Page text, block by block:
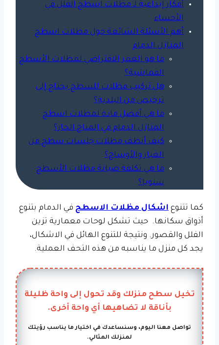
أفكار إبداعية لـ مظلات اسطح الفلل في
الأحساء
أهم الأسئلة الشائعة حول مظلات اسطح
المنازل الدمام
ما هو العمر الافتراضي لمظلات الأسطح
القماشية؟
هل تركيب مظلات للسطح يحتاج إلى
ترخيص من البلدية؟
ما هي أفضل مادة لمظلات اسطح
المنازل الدمام في المناخ الحار؟
كيف أنظف مظلات جلسات سطح من
الغبار والأوساخ؟
ما هي تكلفة صيانة مظلات الأسطح
سنويا؟
كما تتنوع اشكال مظلات الاسطح في الدمام بتنوع
أذواق سكانها. حيث تشكل لوحات معمارية تزين
الفلل والقصور. ونتيجة للتنوع الهائل في الاشكال،
يجد كل منزل ما يناسبه من هذه التحف العملية.
تخيل سطح منزلك وقد تحول إلى واحة ظليلة
بأناقة لا تضاهيها أي واحة أخرى.
تواصل معنا اليوم، وسنساعدك في اختيار ما يناسب رؤيتك
لمنزلك المثالي.